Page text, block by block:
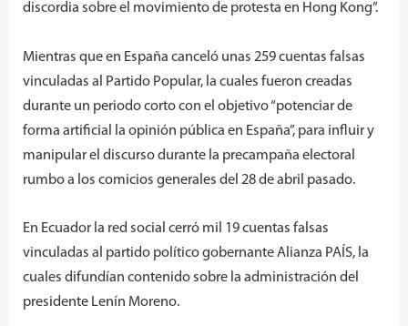
discordia sobre el movimiento de protesta en Hong Kong”.
Mientras que en España canceló unas 259 cuentas falsas
vinculadas al Partido Popular, la cuales fueron creadas
durante un periodo corto con el objetivo “potenciar de
forma artificial la opinión pública en España”, para influir y
manipular el discurso durante la precampaña electoral
rumbo a los comicios generales del 28 de abril pasado.
En Ecuador la red social cerró mil 19 cuentas falsas
vinculadas al partido político gobernante Alianza PAÍS, la
cuales difundían contenido sobre la administración del
presidente Lenín Moreno.